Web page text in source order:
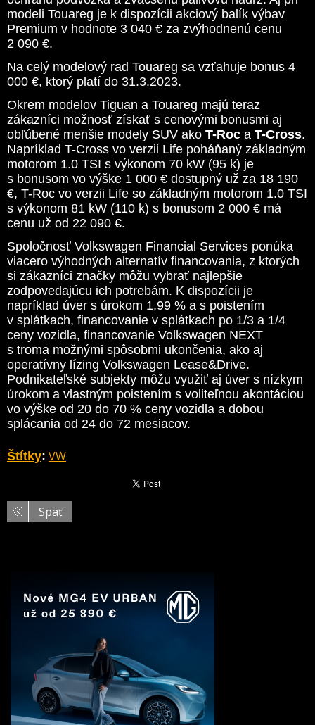
modeli Touareg je k dispozícii akciový balík výbav
Premium v hodnote 3 040 € za zvýhodnenú cenu
2 090 €.
Na celý modelový rad Touareg sa vzťahuje bonus 4
000 €, ktorý platí do 31.3.2023.
Okrem modelov Tiguan a Touareg majú teraz
zákazníci možnosť získať s cenovými bonusmi aj
obľúbené menšie modely SUV ako T-Roc a T-Cross.
Napríklad T-Cross vo verzii Life poháňaný základným
motorom 1.0 TSI s výkonom 70 kW (95 k) je
s bonusom vo výške 1 000 € dostupný už za 18 190
€, T-Roc vo verzii Life so základným motorom 1.0 TSI
s výkonom 81 kW (110 k) s bonusom 2 000 € má
cenu už od 22 090 €.
Spoločnosť Volkswagen Financial Services ponúka
viacero výhodných alternatív financovania, z ktorých
si zákazníci značky môžu vybrať najlepšie
zodpovedajúcu ich potrebám. K dispozícii je
napríklad úver s úrokom 1,99 % a s poistením
v splátkach, financovanie v splátkach po 1/3 a 1/4
ceny vozidla, financovanie Volkswagen NEXT
s troma možnými spôsobmi ukončenia, ako aj
operatívny lízing Volkswagen Lease&Drive.
Podnikateľské subjekty môžu využiť aj úver s nízkym
úrokom a vlastným poistením s voliteľnou akontáciou
vo výške od 20 do 70 % ceny vozidla a dobou
splácania od 24 do 72 mesiacov.
Štítky: VW
Späť